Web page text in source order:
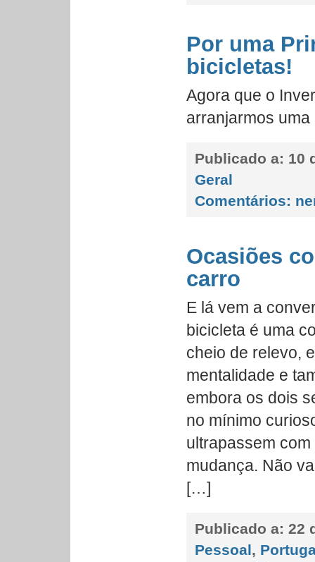
Por uma
bicicletas!
Agora que o
arranjarmos uma
Publicado a: 10
Geral
Comentários:
Ocasiões
carro
E lá vem a
bicicleta é uma
cheio de relevo,
mentalidade e
embora os dois
no mínimo
ultrapassem
mudança. Não
[…]
Publicado a: 22
Pessoal,